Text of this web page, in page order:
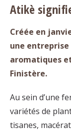
Atikè
Créée en
une
aromatiques
Finistère.
Au sein d’une
variétés de
tisanes,